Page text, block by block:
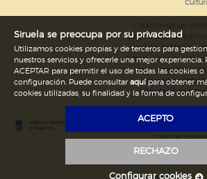
página web de
móviles en todos
comercialización de
implementación de
necesarios.
Ministerio de
Ediciones Siruela
Legal
Siruela se preocupa por su privacidad
Utilizamos cookies propias y de terceros para
nuestros servicios y ofrecerle una mejor experiencia.
ACEPTAR para permitir el uso de todas las cookies
configuración. Puede consultar aquípara obtener
cookies utilizadas, su finalidad y la forma de
ACEPTO
RECHAZO
Configurar cookies